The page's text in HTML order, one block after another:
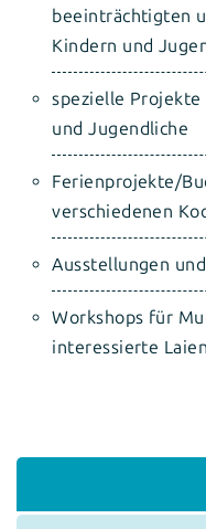
beeinträchtigten
Kindern und
spezielle
und Jugendliche
Ferienprojekte/
verschiedenen
Ausstellungen
Workshops für
interessierte Laien